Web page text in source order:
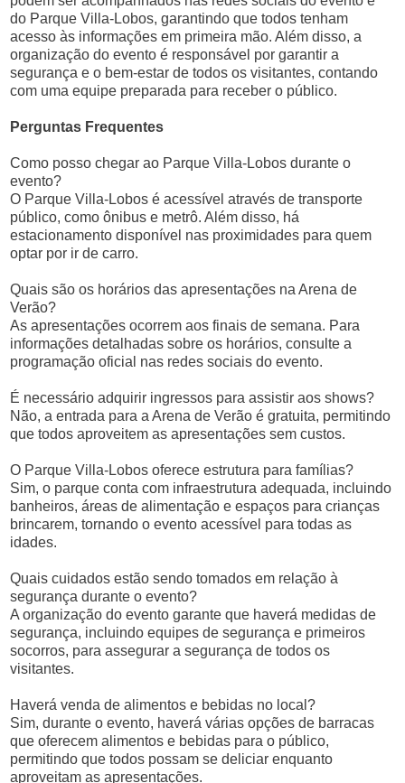
do Parque Villa-Lobos, garantindo que todos tenham
acesso às informações em primeira mão. Além disso, a
organização do evento é responsável por garantir a
segurança e o bem-estar de todos os visitantes, contando
com uma equipe preparada para receber o público.
Perguntas Frequentes
Como posso chegar ao Parque Villa-Lobos durante o
evento?
O Parque Villa-Lobos é acessível através de transporte
público, como ônibus e metrô. Além disso, há
estacionamento disponível nas proximidades para quem
optar por ir de carro.
Quais são os horários das apresentações na Arena de
Verão?
As apresentações ocorrem aos finais de semana. Para
informações detalhadas sobre os horários, consulte a
programação oficial nas redes sociais do evento.
É necessário adquirir ingressos para assistir aos shows?
Não, a entrada para a Arena de Verão é gratuita, permitindo
que todos aproveitem as apresentações sem custos.
O Parque Villa-Lobos oferece estrutura para famílias?
Sim, o parque conta com infraestrutura adequada, incluindo
banheiros, áreas de alimentação e espaços para crianças
brincarem, tornando o evento acessível para todas as
idades.
Quais cuidados estão sendo tomados em relação à
segurança durante o evento?
A organização do evento garante que haverá medidas de
segurança, incluindo equipes de segurança e primeiros
socorros, para assegurar a segurança de todos os
visitantes.
Haverá venda de alimentos e bebidas no local?
Sim, durante o evento, haverá várias opções de barracas
que oferecem alimentos e bebidas para o público,
permitindo que todos possam se deliciar enquanto
aproveitam as apresentações.